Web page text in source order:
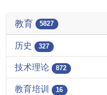
教育 5827
历史 327
技术理论 872
教育培训 16